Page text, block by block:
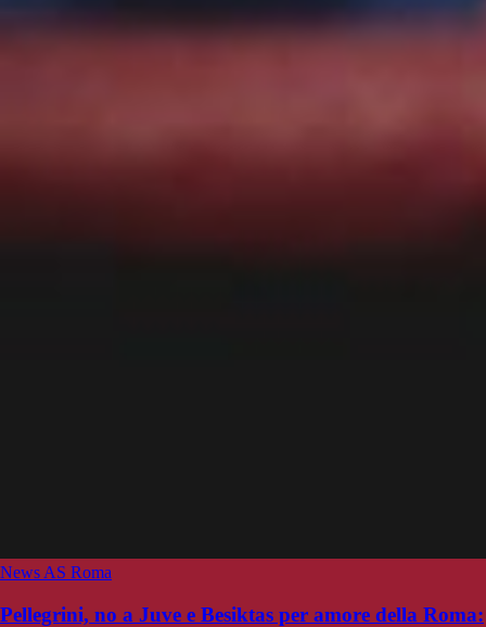
News AS Roma
Pellegrini, no a Juve e Besiktas per amore della Roma: